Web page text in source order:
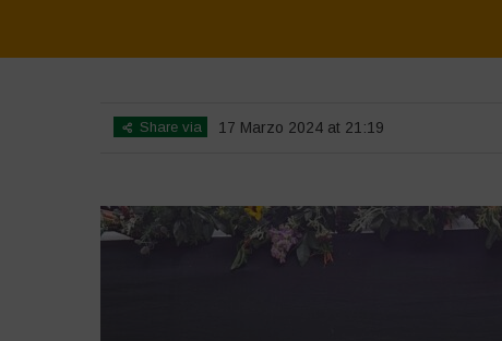
Share via 17 Marzo 2024 at 21:19